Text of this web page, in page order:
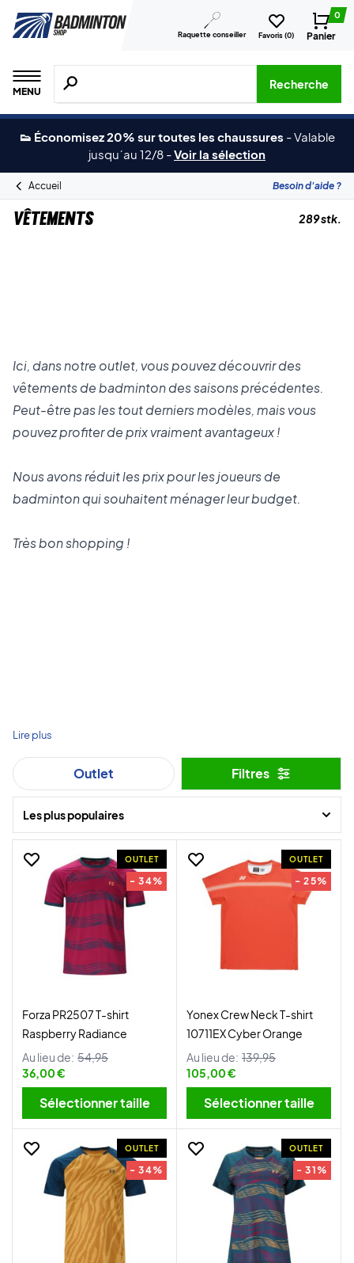
Raquette conseiller Favoris (0)
0
Panier
MENU
Recherche de produits, de marques, etc.
Recherche
👟 Économisez 20% sur toutes les chaussures -Valable
jusqu´au 12/8 -Voir la sélection
Accueil Besoin d'aide ?
Vêtements 289 stk.
Ici, dans notre outlet, vous pouvez découvrir des
vêtements de badminton des saisons précédentes.
Peut-être pas les tout derniers modèles, mais vous
pouvez profiter de prix vraiment avantageux !
Nous avons réduit les prix pour les joueurs de
badminton qui souhaitent ménager leur budget.
Très bon shopping !
Lire plus
Outlet Filtres
Les plus populaires
OUTLET
- 34%
Forza PR2507 T-shirt
Raspberry Radiance
Au lieu de: 54,95
36,00 €
Sélectionner taille
OUTLET
- 25%
Yonex Crew Neck T-shirt
10711EX Cyber Orange
Au lieu de: 139,95
105,00 €
Sélectionner taille
OUTLET
- 34%
OUTLET
- 31%